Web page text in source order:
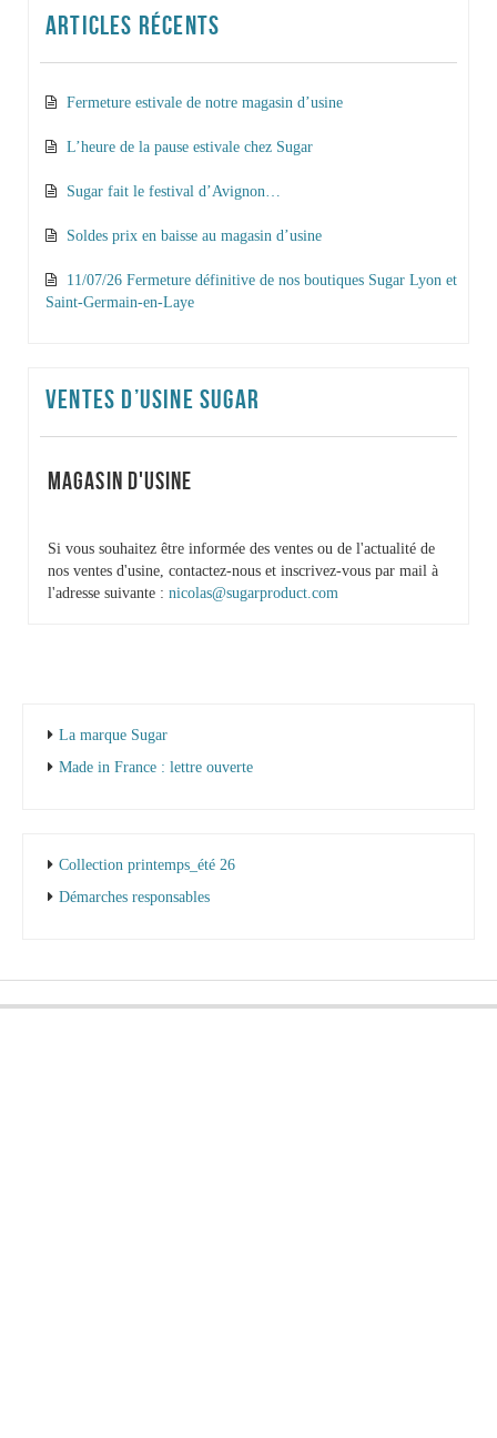
ARTICLES RÉCENTS
Fermeture estivale de notre magasin d’usine
L’heure de la pause estivale chez Sugar
Sugar fait le festival d’Avignon…
Soldes prix en baisse au magasin d’usine
11/07/26 Fermeture définitive de nos boutiques Sugar Lyon et
Saint-Germain-en-Laye
VENTES D’USINE SUGAR
MAGASIN D'USINE
Si vous souhaitez être informée des ventes ou de l'actualité de
nos ventes d'usine, contactez-nous et inscrivez-vous par mail à
l'adresse suivante : nicolas@sugarproduct.com
La marque Sugar
Made in France : lettre ouverte
Collection printemps_été 26
Démarches responsables